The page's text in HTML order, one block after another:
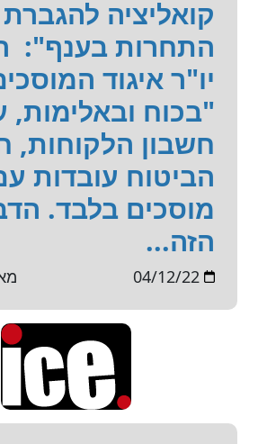
קואליציה להגברת
התחרות בענף":
יו"ר איגוד
"בכוח ובאלימות,
חשבון הלקוחות,
מוסכים בלבד.
הזה...
04/12/22